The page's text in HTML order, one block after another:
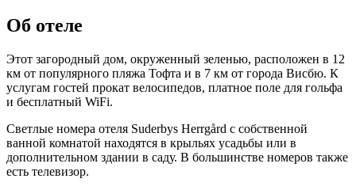
Об отеле
Этот загородный дом, окруженный зеленью, расположен в 12
км от популярного пляжа Тофта и в 7 км от города Висбю. К
услугам гостей прокат велосипедов, платное поле для гольфа
и бесплатный WiFi.
Светлые номера отеля Suderbys Herrgård с собственной
ванной комнатой находятся в крыльях усадьбы или в
дополнительном здании в саду. В большинстве номеров также
есть телевизор.